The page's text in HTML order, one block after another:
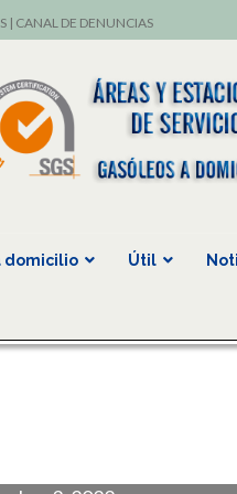
| CANAL DE DENUNCIAS
domicilio Útil